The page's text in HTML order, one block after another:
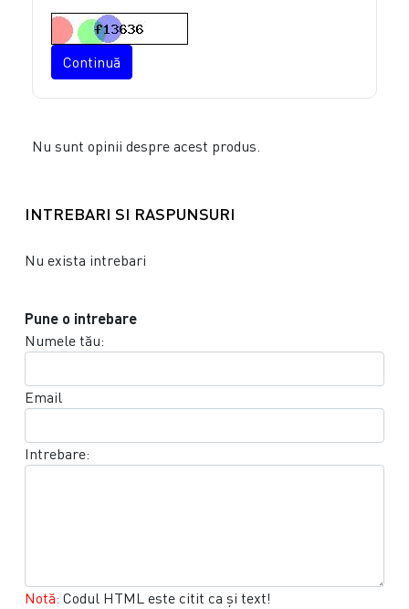
Continuă
Nu sunt opinii despre acest produs.
INTREBARI SI RASPUNSURI
Nu exista intrebari
Pune o intrebare
Numele tău:
Email
Intrebare:
Notă: Codul HTML este citit ca şi text!